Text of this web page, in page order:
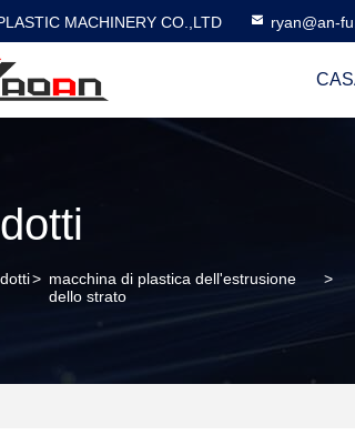
MACHINERY CO.,LTD ryan@an-
> macchina di plastica dell'estrusione
dello strato
>